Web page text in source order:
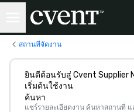
สถานที่จัดงาน
ยินดีต้อนรับสู่ Cvent Supplier
เริ่มต้นใช้งาน
ค้นหา
แชร์รายละเอียดงาน ค้นหาสถานที่